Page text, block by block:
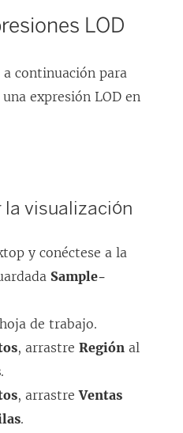
LOD
a continuación para
expresión LOD en
la visualización
y conéctese a la
Sample-
de trabajo.
, arrastre Región al
.
, arrastreVentas
.